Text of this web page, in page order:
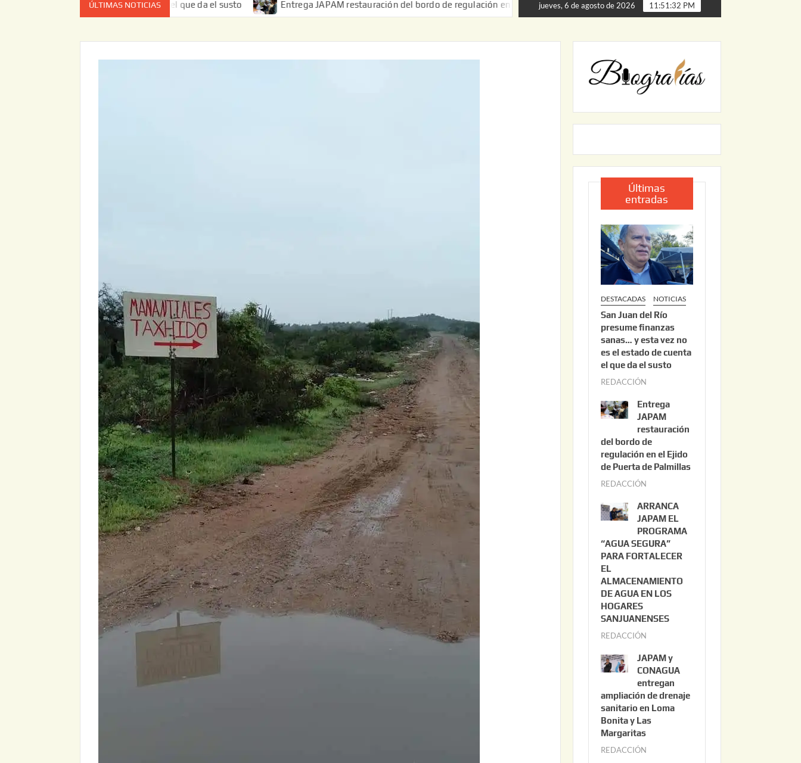
ÚLTIMAS NOTICIAS
no es el estado de cuenta el que da el susto Entrega JAPAM restauración del bordo de regulación en el Ejido de Puerta de Palmillas ARRANCA JAPAM EL PROGRAMA “AGUA
jueves, 6 de agosto de 2026 11:51:33 PM
Últimas
entradas
DESTACADAS NOTICIAS
San Juan del Río
presume finanzas
sanas… y esta vez no
es el estado de cuenta
el que da el susto
REDACCIÓN
o
s
t
o
3
2
0
2
6
Entrega
JAPAM
restauración
del bordo de
regulación en el Ejido
de Puerta de Palmillas
REDACCIÓN
l
i
o
2
0
ARRANCA
JAPAM EL
PROGRAMA
“AGUA SEGURA”
PARA FORTALECER
EL
ALMACENAMIENTO
DE AGUA EN LOS
HOGARES
SANJUANENSES
REDACCIÓN
l
i
o
2
2
JAPAM y
CONAGUA
entregan
ampliación de drenaje
sanitario en Loma
Bonita y Las
Margaritas
REDACCIÓN